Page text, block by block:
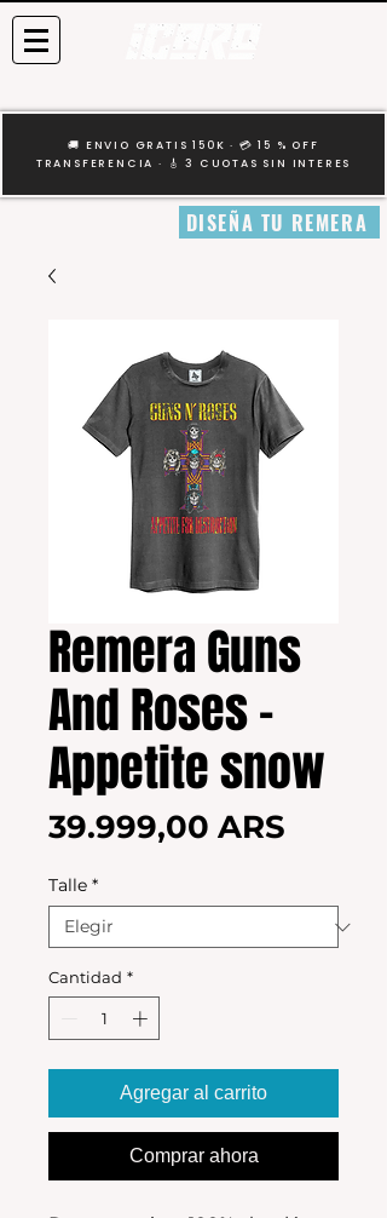
🚚 ENVIO GRATIS 150K · 💳 15 % OFF
TRANSFERENCIA · 🎸 3 CUOTAS SIN INTERES
DISEÑA TU REMERA
Remera Guns
And Roses -
Appetite snow
39.999,00 ARS
Talle *
Cantidad *
Agregar al carrito
Comprar ahora